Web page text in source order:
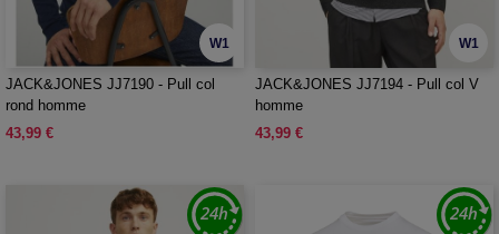
W1
JACK&JONES JJ7190 - Pull col
rond homme
43,99 €
W1
JACK&JONES JJ7194 - Pull col V
homme
43,99 €